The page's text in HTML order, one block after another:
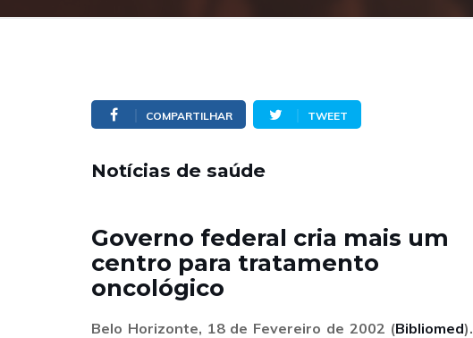
COMPARTILHAR TWEET
Notícias de saúde
Governo federal cria mais um
centro para tratamento
oncológico
Belo Horizonte, 18 de Fevereiro de 2002 (Bibliomed).